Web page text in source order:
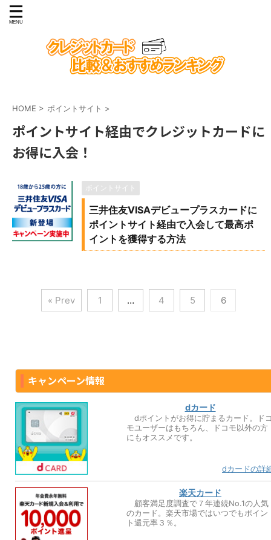
HOME > ポイントサイト >
ポイントサイト経由でクレジットカードに
お得に入会！
ポイントサイト
三井住友VISAデビュープラスカードに
ポイントサイト経由で入会して最高ポ
イントを獲得する方法
« Prev 1 … 4 5 6
キャンペーン情報
dカード
dポイントがお得に貯まるカード。ド
モユーザーはもちろん、ドコモ以外の方
にもオススメです。
dカードの詳
楽天カード
顧客満足度調査で７年連続No.1の人気
のカード。楽天市場ではいつでもポイン
ト還元率３％。